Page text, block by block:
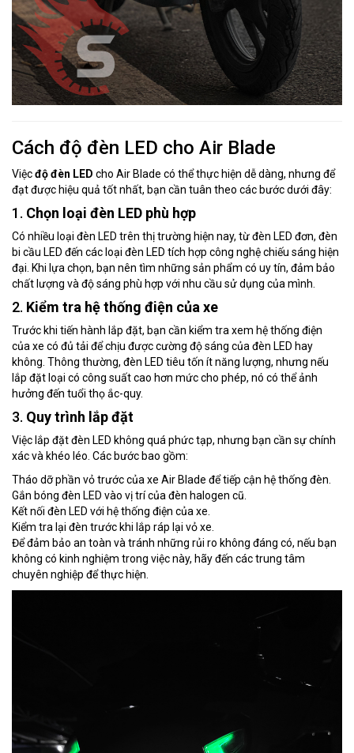
Cách độ đèn LED cho Air Blade
Việcđộ đèn LED cho Air Blade có thể thực hiện dễ dàng, nhưng để
đạt được hiệu quả tốt nhất, bạn cần tuân theo các bước dưới đây:
1. Chọn loại đèn LED phù hợp
Có nhiều loại đèn LED trên thị trường hiện nay, từ đèn LED đơn, đèn
bi cầu LED đến các loại đèn LED tích hợp công nghệ chiếu sáng hiện
đại. Khi lựa chọn, bạn nên tìm những sản phẩm có uy tín, đảm bảo
chất lượng và độ sáng phù hợp với nhu cầu sử dụng của mình.
2. Kiểm tra hệ thống điện của xe
Trước khi tiến hành lắp đặt, bạn cần kiểm tra xem hệ thống điện
của xe có đủ tải để chịu được cường độ sáng của đèn LED hay
không. Thông thường, đèn LED tiêu tốn ít năng lượng, nhưng nếu
lắp đặt loại có công suất cao hơn mức cho phép, nó có thể ảnh
hưởng đến tuổi thọ ắc-quy.
3. Quy trình lắp đặt
Việc lắp đặt đèn LED không quá phức tạp, nhưng bạn cần sự chính
xác và khéo léo. Các bước bao gồm:
Tháo dỡ phần vỏ trước của xe Air Blade để tiếp cận hệ thống đèn.
Gắn bóng đèn LED vào vị trí của đèn halogen cũ.
Kết nối đèn LED với hệ thống điện của xe.
Kiểm tra lại đèn trước khi lắp ráp lại vỏ xe.
Để đảm bảo an toàn và tránh những rủi ro không đáng có, nếu bạn
không có kinh nghiệm trong việc này, hãy đến các trung tâm
chuyên nghiệp để thực hiện.